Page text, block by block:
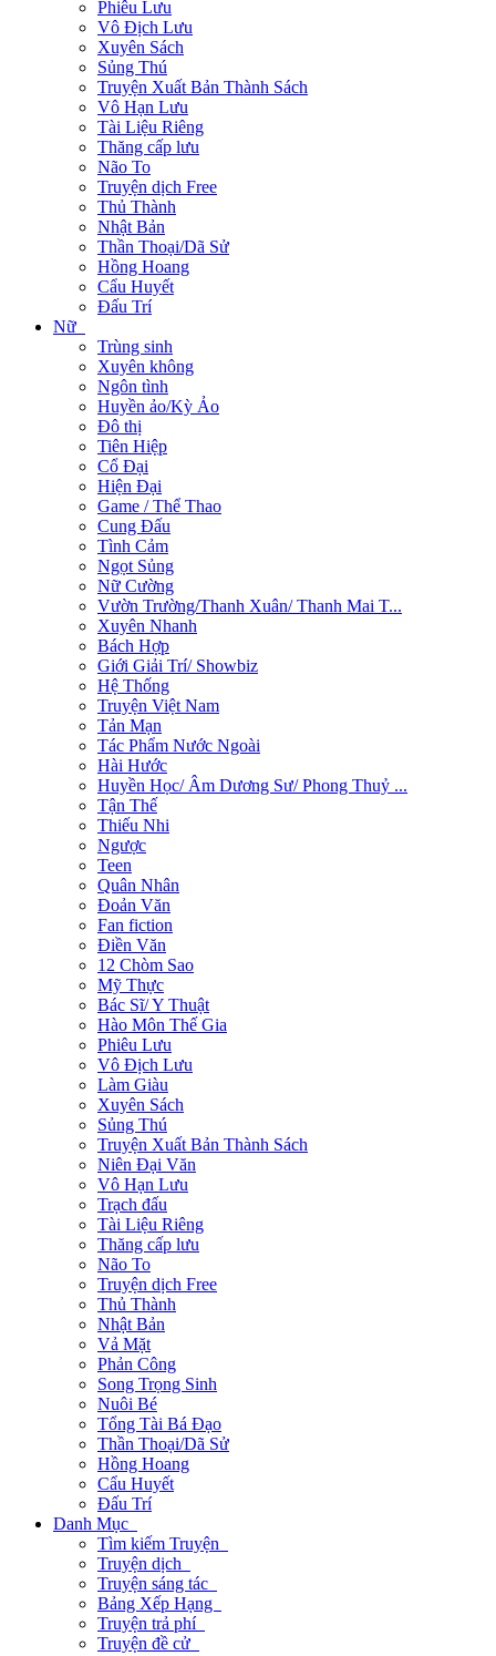
Phiêu Lưu
Vô Địch Lưu
Xuyên Sách
Sủng Thú
Truyện Xuất Bản Thành Sách
Vô Hạn Lưu
Tài Liệu Riêng
Thăng cấp lưu
Não To
Truyện dịch Free
Thủ Thành
Nhật Bản
Thần Thoại/Dã Sử
Hồng Hoang
Cẩu Huyết
Đấu Trí
Nữ
Trùng sinh
Xuyên không
Ngôn tình
Huyền ảo/Kỳ Ảo
Đô thị
Tiên Hiệp
Cổ Đại
Hiện Đại
Game / Thể Thao
Cung Đấu
Tình Cảm
Ngọt Sủng
Nữ Cường
Vườn Trường/Thanh Xuân/ Thanh Mai T...
Xuyên Nhanh
Bách Hợp
Giới Giải Trí/ Showbiz
Hệ Thống
Truyện Việt Nam
Tản Mạn
Tác Phẩm Nước Ngoài
Hài Hước
Huyền Học/ Âm Dương Sư/ Phong Thuỷ ...
Tận Thế
Thiếu Nhi
Ngược
Teen
Quân Nhân
Đoản Văn
Fan fiction
Điền Văn
12 Chòm Sao
Mỹ Thực
Bác Sĩ/ Y Thuật
Hào Môn Thế Gia
Phiêu Lưu
Vô Địch Lưu
Làm Giàu
Xuyên Sách
Sủng Thú
Truyện Xuất Bản Thành Sách
Niên Đại Văn
Vô Hạn Lưu
Trạch đấu
Tài Liệu Riêng
Thăng cấp lưu
Não To
Truyện dịch Free
Thủ Thành
Nhật Bản
Vả Mặt
Phản Công
Song Trọng Sinh
Nuôi Bé
Tổng Tài Bá Đạo
Thần Thoại/Dã Sử
Hồng Hoang
Cẩu Huyết
Đấu Trí
Danh Mục
Tìm kiếm Truyện
Truyện dịch
Truyện sáng tác
Bảng Xếp Hạng
Truyện trả phí
Truyện đề cử